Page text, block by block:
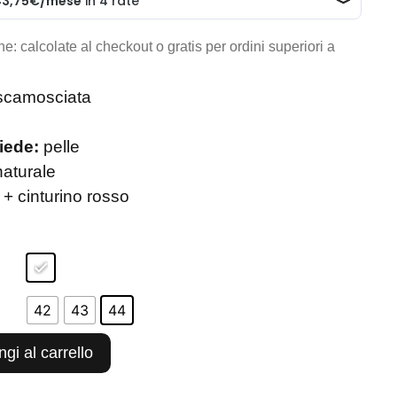
calcolate al checkout o gratis per ordini superiori a
pelle
cinturino rosso
42 43 44
al carrello